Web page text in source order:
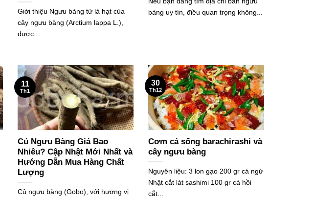
Giới thiệu Ngưu bàng tử là hạt của
cây ngưu bàng (Arctium lappa L.),
được...
bàng uy tín, điều quan trọng không...
Củ Ngưu Bàng Giá Bao
Nhiêu? Cập Nhật Mới Nhất và
Hướng Dẫn Mua Hàng Chất
Lượng
Củ ngưu bàng (Gobo), với hương vị
11
Th1
Cơm cá sống barachirashi và
cây ngưu bàng
Nguyên liệu: 3 lon gạo 200 gr cá ngừ
Nhật cắt lát sashimi 100 gr cá hồi
cắt...
30
Th12